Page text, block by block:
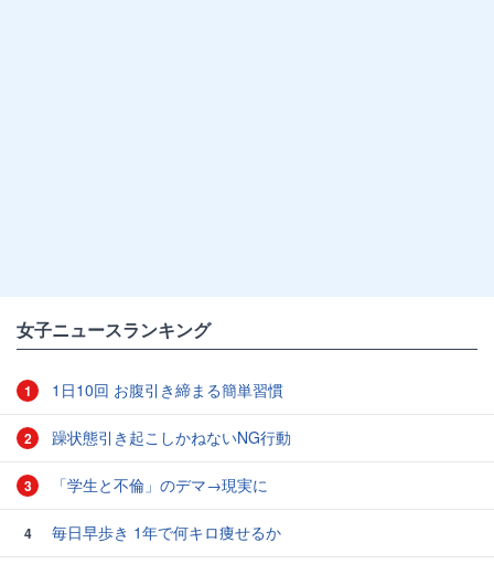
女子ニュースランキング
1 1日10回 お腹引き締まる簡単習慣
2 躁状態引き起こしかねないNG行動
3 「学生と不倫」のデマ→現実に
4 毎日早歩き 1年で何キロ痩せるか